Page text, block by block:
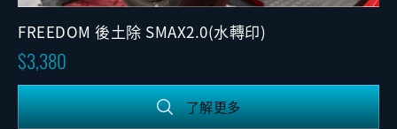
FREEDOM 後土除 SMAX2.0(水轉印)
3,380
了解更多